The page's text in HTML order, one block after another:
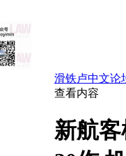
滑铁卢中文论
查看内容
新航